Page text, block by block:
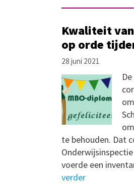
Kwaliteit
op orde
28 juni 2021
te behouden. Dat
voerde een
verder